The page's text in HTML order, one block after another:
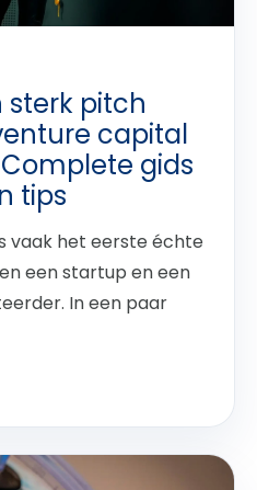
sterk pitch
capital
gids
tips
vaak het eerste échte
een startup en een
In een paar